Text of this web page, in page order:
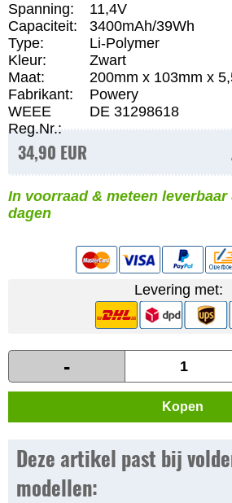
Spanning:
11,4V
Capaciteit:
3400mAh/39Wh
Type:
Li-Polymer
Kleur:
Zwart
Maat:
200mm x 103mm x
Fabrikant:
Powery
WEEE
Reg.Nr.:
DE 31298618
34,90 EUR
In voorraad & meteen
dagen
Levering met:
-
Kopen
Deze artikel past bij
modellen: